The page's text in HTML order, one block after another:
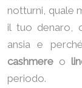
notturni, quale
il tuo denaro,
ansia e
cashmere o
periodo.